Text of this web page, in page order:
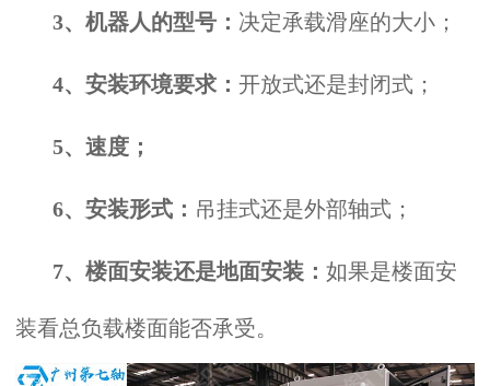
3、机器人的型号： 决定承载滑座的大小；
4、安装环境要求： 开放式还是封闭式；
5、速度；
6、安装形式： 吊挂式还是外部轴式；
7、楼面安装还是地面安装： 如果是楼面安
装看总负载楼面能否承受。